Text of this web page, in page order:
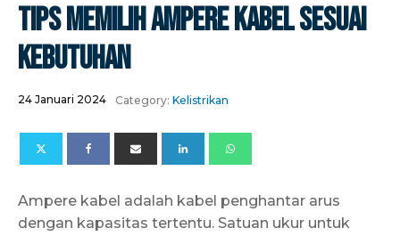
Tips Memilih Ampere Kabel Sesuai
Kebutuhan
24 Januari 2024 Category: Kelistrikan
Ampere kabel adalah kabel penghantar arus
dengan kapasitas tertentu. Satuan ukur untuk